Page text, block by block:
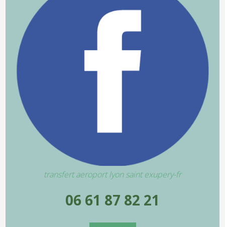
transfert aeroport lyon saint exupery-fr
06 61 87 82 21